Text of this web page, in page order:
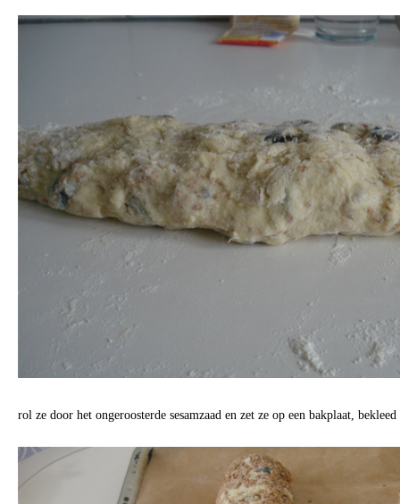
rol ze door het ongeroosterde sesamzaad en zet ze op een bakplaat,